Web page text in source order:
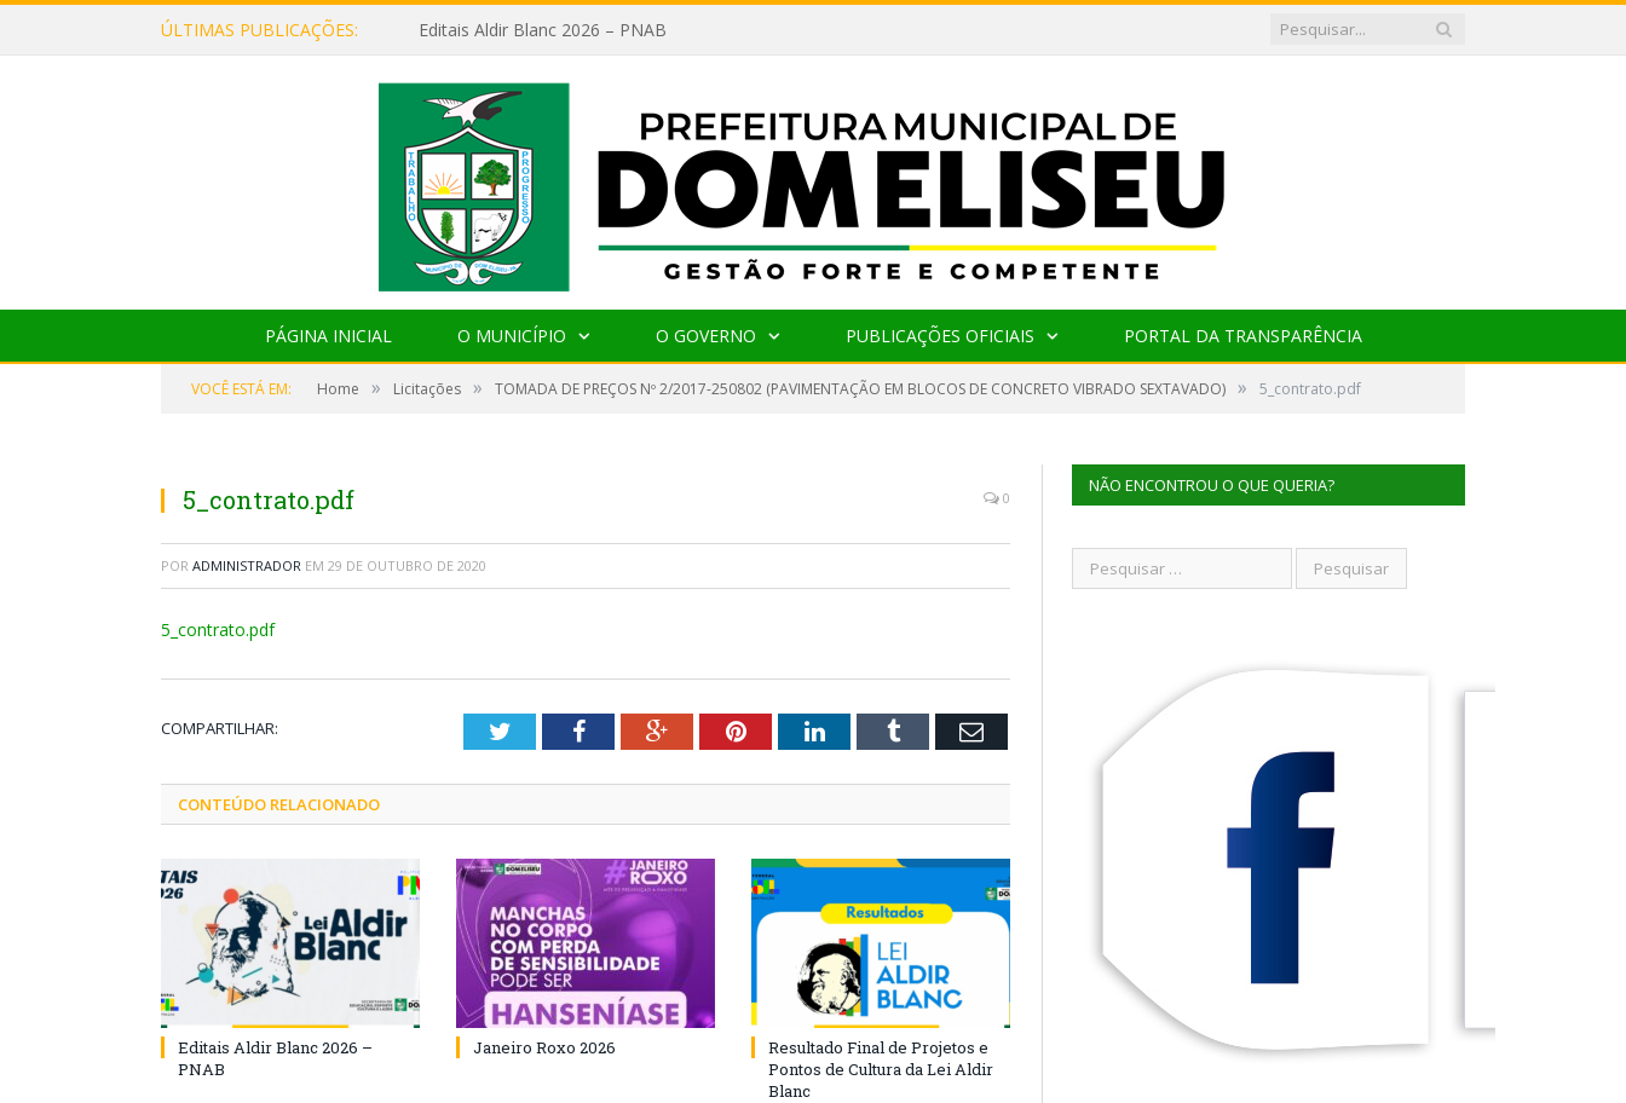
ÚLTIMAS PUBLICAÇÕES: Editais Aldir Blanc 2026 – PNAB
PÁGINA INICIAL O MUNICÍPIO O GOVERNO PUBLICAÇÕES OFICIAIS PORTAL DA TRANSPARÊNCIA
VOCÊ ESTÁ EM: Home » Licitações » TOMADA DE PREÇOS Nº 2/2017-250802 (PAVIMENTAÇÃO EM BLOCOS DE CONCRETO VIBRADO SEXTAVADO) » 5_contrato.pdf
5_contrato.pdf 0
POR ADMINISTRADOR EM 29 DE OUTUBRO DE 2020
5_contrato.pdf
COMPARTILHAR: TwitterFacebookGoogle+PinterestLinkedInTumblr Email
CONTEÚDO RELACIONADO
Editais Aldir Blanc 2026 –
PNAB
Janeiro Roxo 2026
Resultado Final de Projetos e
Pontos de Cultura da Lei Aldir
Blanc
NÃO ENCONTROU O QUE QUERIA?